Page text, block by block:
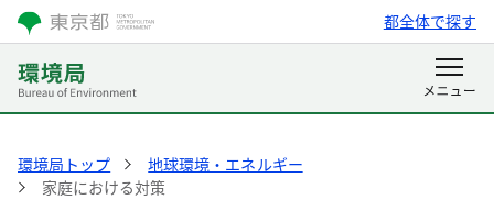
都全体で探す
環境局トップ
地球環境・エネルギー
家庭における対策